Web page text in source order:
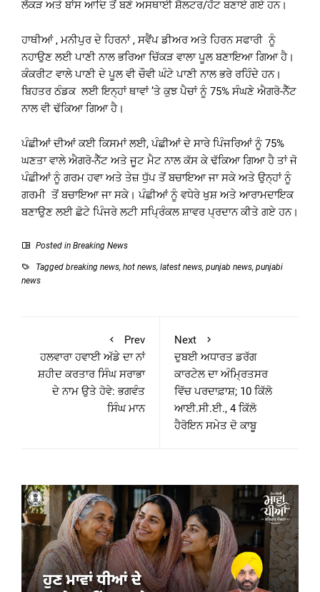
ਲੱਕੜ ਅਤੇ ਬਾਂਸ ਆਦਿ ਤੋਂ ਬਣੇ ਅਸਥਾਈ ਸ਼ੈਲਟਰ/ਹੱਟ ਬਣਾਏ ਗਏ ਹਨ।
ਹਾਥੀਆਂ , ਮਨੀਪੁਰ ਦੇ ਹਿਰਨਾਂ , ਸਵੈਂਪ ਡੀਅਰ ਅਤੇ ਹਿਰਨ ਸਫਾਰੀ ਨੂੰ
ਨਹਾਉਣ ਲਈ ਪਾਣੀ ਨਾਲ ਭਰਿਆ ਚਿੱਕੜ ਵਾਲਾ ਪੂਲ ਬਣਾਇਆ ਗਿਆ ਹੈ।
ਕੰਕਰੀਟ ਵਾਲੇ ਪਾਣੀ ਦੇ ਪੂਲ ਵੀ ਚੌਵੀ ਘੰਟੇ ਪਾਣੀ ਨਾਲ ਭਰੇ ਰਹਿੰਦੇ ਹਨ।
ਬਿਹਤਰ ਠੰਡਕ ਲਈ ਇਨ੍ਹਾਂ ਥਾਵਾਂ ’ਤੇ ਕੁਝ ਪੈਚਾਂ ਨੂੰ 75% ਸੰਘਣੇ ਐਗਰੋ-ਨੈੱਟ
ਨਾਲ ਵੀ ਢੱਕਿਆ ਗਿਆ ਹੈ।
ਪੰਛੀਆਂ ਦੀਆਂ ਕਈ ਕਿਸਮਾਂ ਲਈ, ਪੰਛੀਆਂ ਦੇ ਸਾਰੇ ਪਿੰਜਰਿਆਂ ਨੂੰ 75%
ਘਣਤਾ ਵਾਲੇ ਐਗਰੋ-ਨੈੱਟ ਅਤੇ ਜੂਟ ਮੈਟ ਨਾਲ ਕੱਸ ਕੇ ਢੱਕਿਆ ਗਿਆ ਹੈ ਤਾਂ ਜੋ
ਪੰਛੀਆਂ ਨੂੰ ਗਰਮ ਹਵਾ ਅਤੇ ਤੇਜ਼ ਧੁੱਪ ਤੋਂ ਬਚਾਇਆ ਜਾ ਸਕੇ ਅਤੇ ਉਨ੍ਹਾਂ ਨੂੰ
ਗਰਮੀ ਤੋਂ ਬਚਾਇਆ ਜਾ ਸਕੇ। ਪੰਛੀਆਂ ਨੂੰ ਵਧੇਰੇ ਖੁਸ਼ ਅਤੇ ਆਰਾਮਦਾਇਕ
ਬਣਾਉਣ ਲਈ ਛੋਟੇ ਪਿੰਜਰੇ ਲਟੀ ਸਪ੍ਰਿੰਕਲ ਸ਼ਾਵਰ ਪ੍ਰਦਾਨ ਕੀਤੇ ਗਏ ਹਨ।
Posted in Breaking News
Tagged breaking news, hot news, latest news, punjab news, punjabi
news
Prev
ਹਲਵਾਰਾ ਹਵਾਈ ਅੱਡੇ ਦਾ ਨਾਂ
ਸ਼ਹੀਦ ਕਰਤਾਰ ਸਿੰਘ ਸਰਾਭਾ
ਦੇ ਨਾਮ ਉਤੇ ਹੋਵੇ: ਭਗਵੰਤ
ਸਿੰਘ ਮਾਨ
Next
ਦੁਬਈ ਅਧਾਰਤ ਡਰੱਗ
ਕਾਰਟੇਲ ਦਾ ਅੰਮ੍ਰਿਤਸਰ
ਵਿੱਚ ਪਰਦਾਫ਼ਾਸ਼; 10 ਕਿੱਲੋ
ਆਈ.ਸੀ.ਈ., 4 ਕਿੱਲੋ
ਹੈਰੋਇਨ ਸਮੇਤ ਦੋ ਕਾਬੂ